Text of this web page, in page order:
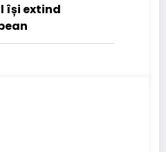
își extind